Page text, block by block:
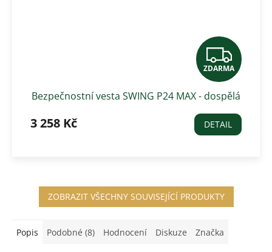
Z
D
A
R
A
ZDARMA
Bezpečnostní vesta SWING P24 MAX - dospělá
3 258 Kč DETAIL
ZOBRAZIT VŠECHNY SOUVISEJÍCÍ PRODUKTY
Popis Podobné (8) Hodnocení Diskuze Značka